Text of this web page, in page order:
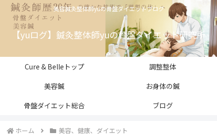
美容鍼灸整体師yuの骨盤ダイエットブログ
【yuログ】鍼灸整体師yuの骨盤ダイエット研究所
Cure & Belleトップ
調整整体
美容鍼
お身体の鍼
骨盤ダイエット総合
ブログ
ホーム 美容、健康、ダイエット